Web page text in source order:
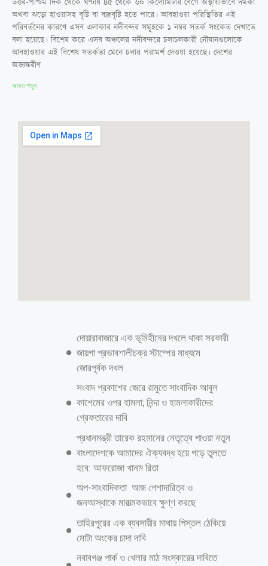
অথবা ঝড়ো হাওয়াসহ বৃষ্টি বা বজ্রবৃষ্টি হতে পারে। আবহাওয়া পরিস্থিতির এই
পরিবর্তনের কারণে এসব এলাকার নদীবন্দর সমূহকে ১ নম্বর সতর্ক সংকেত দেখাতে
বলা হয়েছে। বিশেষ করে এসব অঞ্চলের নদীবন্দরে চলাচলকারী নৌযানগুলোকে
আবহাওয়ার এই বিশেষ সতর্কতা মেনে চলার পরামর্শ দেওয়া হয়েছে। দেশের
অভ্যন্তরীণ
আরও পড়ুন
দোয়ারাবাজারে এক ভূমিহীনের দখলে থাকা সরকারী
জায়গা প্রভাবশালীচক্র স্টাম্পের মাধ্যমে
জোরপূর্বক দখল
সংবাদ প্রকাশের জেরে রামুতে সাংবাদিক আবুল
কাশেমের ওপর হামলা; নিন্দা ও হামলাকারীদের
গ্রেফতারের দাবি
প্রধানমন্ত্রী তারেক রহমানের নেতৃত্বে পাওয়া নতুন
বাংলাদেশকে আমাদের ঐক্যবদ্ধ হয়ে গড়ে তুলতে
হবে: আফরোজা খানম রিতা
অপ-সাংবাদিকতা আজ পেশাদারিত্ব ও
জনআস্থাকে মারাত্মকভাবে ক্ষুণ্ণ করছে
তাহিরপুরের এক ব্যবসায়ীর মাথায় পিস্তল ঠেকিয়ে
মোটা অংকের চাদা দাবি
নবাবগঞ্জ পার্ক ও খেলার মাঠ সংস্কারের দাবিতে